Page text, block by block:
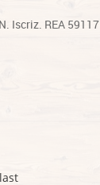
Iscriz. REA 59117